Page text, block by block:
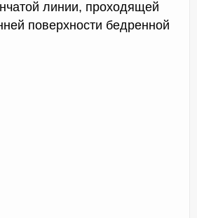
линии, проходящей
поверхности бедренной